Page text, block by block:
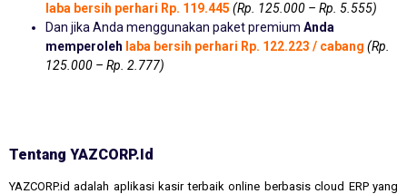
laba bersih perhari Rp. 119.445 (Rp. 125.000 – Rp. 5.555)
Dan jika Anda menggunakan paket premium Anda
memperoleh laba bersih perhari Rp. 122.223 / cabang (Rp.
125.000 – Rp. 2.777)
Tentang YAZCORP.id
YAZCORP.id adalah aplikasi kasir terbaik online berbasis cloud ERP yang